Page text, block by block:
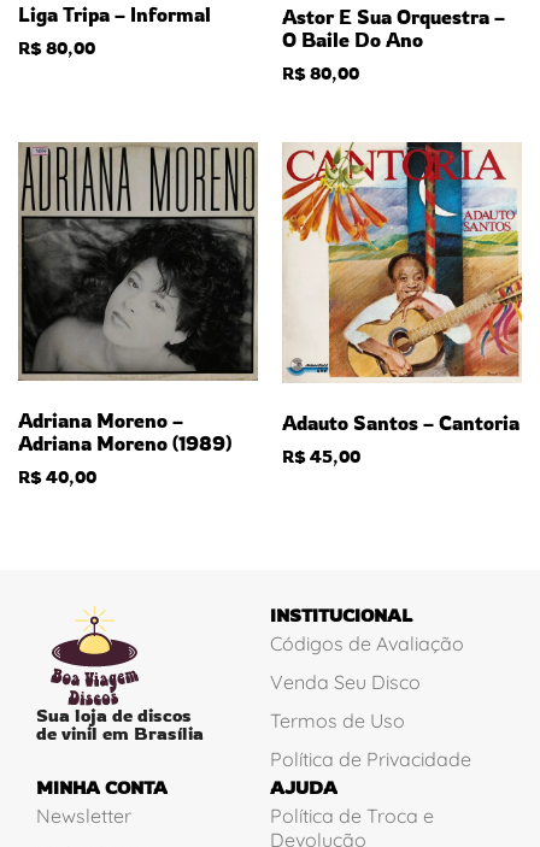
Liga Tripa – Informal
R$80,00
Astor E Sua Orquestra –
O Baile Do Ano
R$80,00
Adriana Moreno –
Adriana Moreno (1989)
R$40,00
Adauto Santos – Cantoria
R$45,00
Sua loja de discos
de vinil em Brasília
INSTITUCIONAL
Códigos de Avaliação
Venda Seu Disco
Termos de Uso
Política de Privacidade
MINHA CONTA
Newsletter
AJUDA
Política de Troca e
Devolução